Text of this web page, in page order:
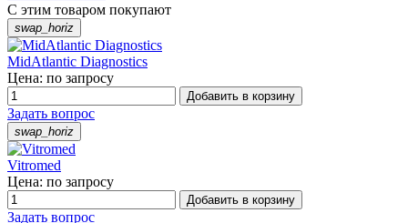
С этим товаром покупают
swap_horiz
MidAtlantic Diagnostics
Цена: по запросу
Добавить в корзину
Задать вопрос
swap_horiz
Vitromed
Цена: по запросу
Добавить в корзину
Задать вопрос